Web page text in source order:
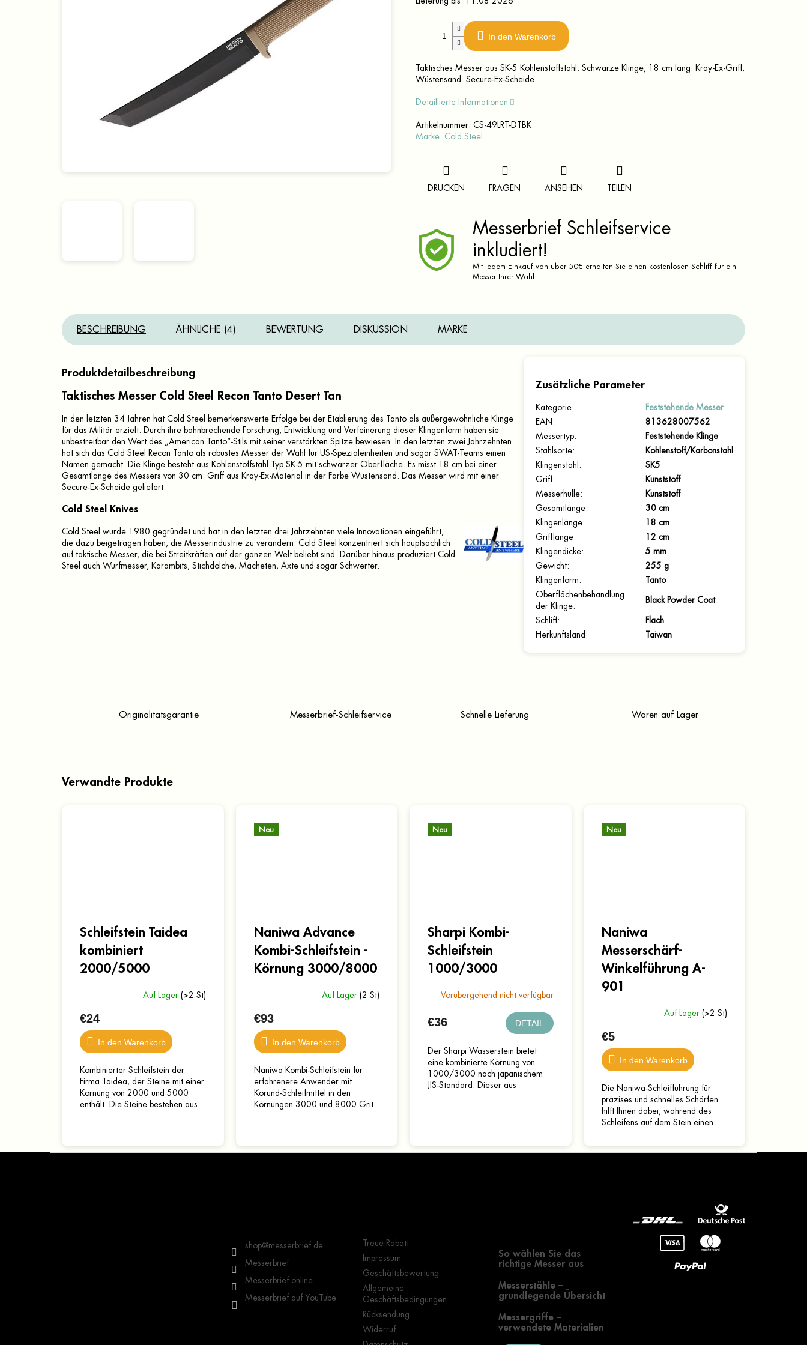
In den Warenkorb
Taktisches Messer aus SK-5 Kohlenstoffstahl. Schwarze Klinge, 18 cm lang. Kray-Ex-Griff,
Wüstensand. Secure-Ex-Scheide.
Detaillierte Informationen
Artikelnummer: CS-49LRT-DTBK
Marke: Cold Steel
DRUCKEN FRAGEN ANSEHEN TEILEN
Messerbrief Schleifservice
inkludiert!
Mit jedem Einkauf von über 50€ erhalten Sie einen kostenlosen Schliff für ein
Messer Ihrer Wahl.
BESCHREIBUNG ÄHNLICHE (4) BEWERTUNG DISKUSSION MARKE
Produktdetailbeschreibung
Taktisches Messer Cold Steel Recon Tanto Desert Tan
In den letzten 34 Jahren hat Cold Steel bemerkenswerte Erfolge bei der Etablierung des Tanto als außergewöhnliche Klinge
für das Militär erzielt. Durch ihre bahnbrechende Forschung, Entwicklung und Verfeinerung dieser Klingenform haben sie
unbestreitbar den Wert des „American Tanto“-Stils mit seiner verstärkten Spitze bewiesen. In den letzten zwei Jahrzehnten
hat sich das Cold Steel Recon Tanto als robustes Messer der Wahl für US-Spezialeinheiten und sogar SWAT-Teams einen
Namen gemacht. Die Klinge besteht aus Kohlenstoffstahl Typ SK-5 mit schwarzer Oberfläche. Es misst 18 cm bei einer
Gesamtlänge des Messers von 30 cm. Griff aus Kray-Ex-Material in der Farbe Wüstensand. Das Messer wird mit einer
Secure-Ex-Scheide geliefert.
Cold Steel Knives
Cold Steel wurde 1980 gegründet und hat in den letzten drei Jahrzehnten viele Innovationen eingeführt,
die dazu beigetragen haben, die Messerindustrie zu verändern. Cold Steel konzentriert sich hauptsächlich
auf taktische Messer, die bei Streitkräften auf der ganzen Welt beliebt sind. Darüber hinaus produziert Cold
Steel auch Wurfmesser, Karambits, Stichdolche, Macheten, Äxte und sogar Schwerter.
Zusätzliche Parameter
Kategorie:
Feststehende Messer
EAN :
813628007562
Messertyp:
Feststehende Klinge
Stahlsorte:
Kohlenstoff/Karbonstahl
Klingenstahl :
SK5
Griff:
Kunststoff
Messerhülle:
Kunststoff
Gesamtlänge:
30 cm
Klingenlänge:
18 cm
Grifflänge:
12 cm
Klingendicke:
5 mm
Gewicht:
255 g
Klingenform :
Tanto
Oberflächenbehandlung
der Klinge:
Black Powder Coat
Schliff:
Flach
Herkunftsland : Taiwan
Originalitätsgarantie Messerbrief-Schleifservice Schnelle Lieferung Waren auf Lager
Verwandte Produkte
Schleifstein Taidea
kombiniert
2000/5000
Auf Lager (>2 St)
€24
In den Warenkorb
Kombinierter Schleifstein der
Firma Taidea, der Steine mit einer
Körnung von 2000 und 5000
enthält. Die Steine bestehen aus
Neu
Naniwa Advance
Kombi-Schleifstein -
Körnung 3000/8000
Auf Lager (2 St)
€93
In den Warenkorb
Naniwa Kombi-Schleifstein für
erfahrenere Anwender mit
Korund-Schleifmittel in den
Körnungen 3000 und 8000 Grit.
Neu
Sharpi Kombi-
Schleifstein
1000/3000
Vorübergehend nicht verfügbar
€36 DETAIL
Der Sharpi Wasserstein bietet
eine kombinierte Körnung von
1000/3000 nach japanischem
JIS-Standard. Dieser aus
Neu
Naniwa
Messerschärf-
Winkelführung A-
901
Auf Lager (>2 St)
€5
In den Warenkorb
Die Naniwa-Schleifführung für
präzises und schnelles Schärfen
hilft Ihnen dabei, während des
Schleifens auf dem Stein einen
Hergestellt aus...
shop@messerbrief.de
Messerbrief
Messerbrief.online
Messerbrief auf YouTube
Treue-Rabatt
Impressum
Geschäftsbewertung
Allgemeine
Geschäftsbedingungen
Rücksendung
Widerruf
So wählen Sie das
richtige Messer aus
Messerstähle –
grundlegende Übersicht
Messergriffe –
verwendete Materialien